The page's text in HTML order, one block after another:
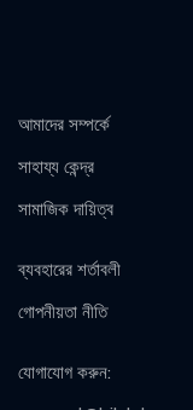
আমাদের সম্পর্কে
সাহায্য কেন্দ্র
সামাজিক দায়িত্ব
ব্যবহারের শর্তাবলী
গোপনীয়তা নীতি
যোগাযোগ করুন: